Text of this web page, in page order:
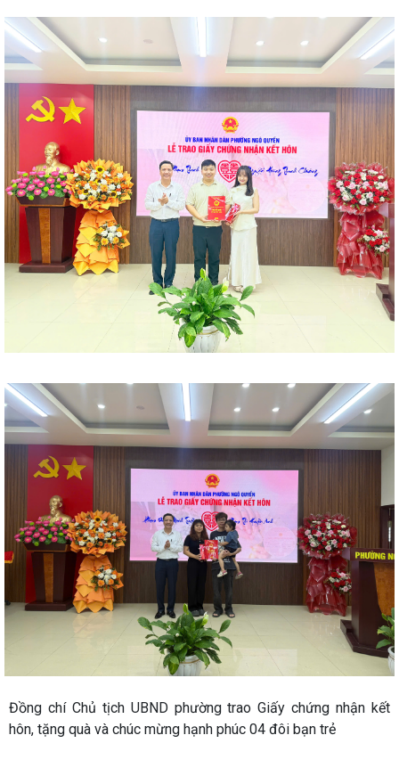
Đồng chí Chủ tịch UBND phường trao Giấy chứng nhận kết
hôn, tặng quà và chúc mừng hạnh phúc 04 đôi bạn trẻ